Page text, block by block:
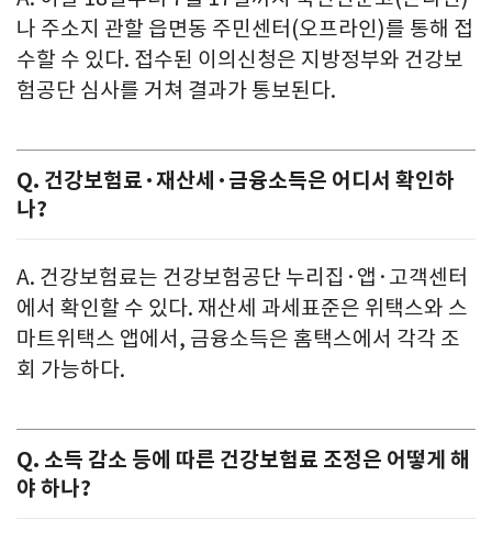
나 주소지 관할 읍면동 주민센터(오프라인)를 통해 접
수할 수 있다. 접수된 이의신청은 지방정부와 건강보
험공단 심사를 거쳐 결과가 통보된다.
Q. 건강보험료·재산세·금융소득은 어디서 확인하
나?
A. 건강보험료는 건강보험공단 누리집·앱·고객센터
에서 확인할 수 있다. 재산세 과세표준은 위택스와 스
마트위택스 앱에서, 금융소득은 홈택스에서 각각 조
회 가능하다.
Q. 소득 감소 등에 따른 건강보험료 조정은 어떻게 해
야 하나?